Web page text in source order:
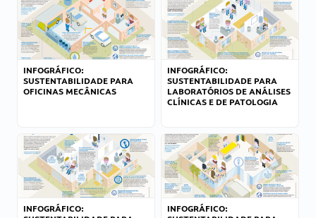
INFOGRÁFICO:
SUSTENTABILIDADE PARA
OFICINAS MECÂNICAS
INFOGRÁFICO:
SUSTENTABILIDADE PARA
LABORATÓRIOS DE ANÁLISES
CLÍNICAS E DE PATOLOGIA
INFOGRÁFICO:
INFOGRÁFICO: